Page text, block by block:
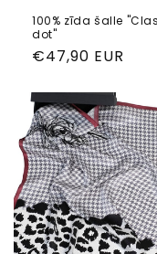
100% zīda šalle
dot"
Parastā
€47,90 EUR